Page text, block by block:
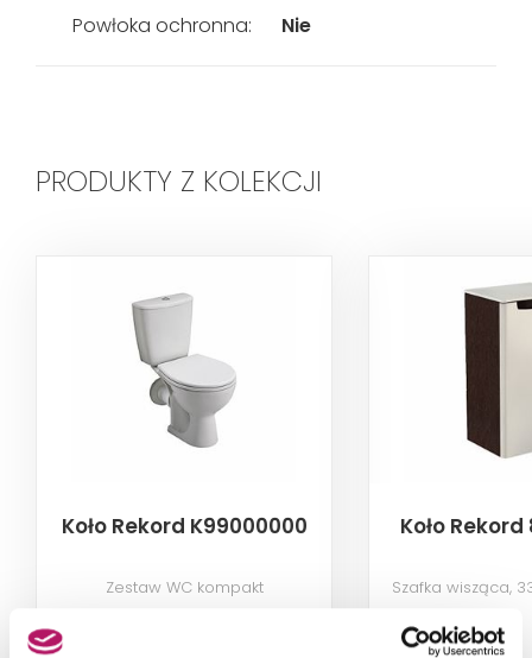
Powłoka ochronna: Nie
PRODUKTY Z KOLEKCJI
Koło Rekord K99000000
Zestaw WC kompakt
Koło
Szafka wisząca,